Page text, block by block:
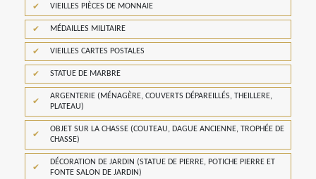
VIEILLES PIÈCES DE MONNAIE
MÉDAILLES MILITAIRE
VIEILLES CARTES POSTALES
STATUE DE MARBRE
ARGENTERIE (MÉNAGÈRE, COUVERTS DÉPAREILLÉS, THEILLERE,
PLATEAU)
OBJET SUR LA CHASSE (COUTEAU, DAGUE ANCIENNE, TROPHÉE DE
CHASSE)
DÉCORATION DE JARDIN (STATUE DE PIERRE, POTICHE PIERRE ET
FONTE SALON DE JARDIN)